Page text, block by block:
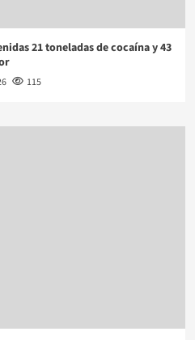
21 toneladas de cocaína y 43
115